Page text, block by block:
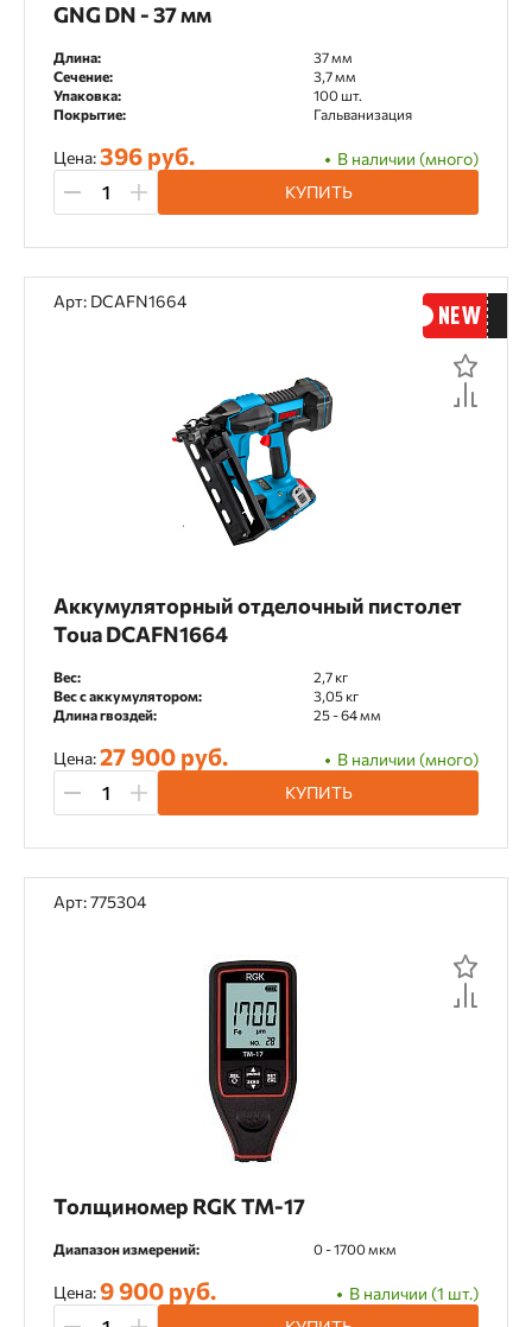
GNG DN - 37 мм
Длина:
37 мм
Сечение:
3,7 мм
Упаковка:
100 шт.
Покрытие:
Гальванизация
Цена:396 руб.
В наличии (много)
КУПИТЬ
Арт: DCAFN1664
Аккумуляторный отделочный пистолет
Toua DCAFN1664
Вес:
2,7 кг
Вес с аккумулятором:
3,05 кг
Длина гвоздей:
25 - 64 мм
Цена:27 900 руб.
В наличии (много)
КУПИТЬ
Арт: 775304
Толщиномер RGK TM-17
Диапазон измерений: 0 - 1700 мкм
Цена:9 900 руб.
В наличии (1 шт.)